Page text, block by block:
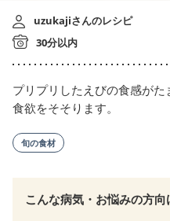
uzukajiさんのレシピ
30分以内
プリプリしたえびの食感が
食欲をそそります。
旬の食材
こんな病気・お悩みの方